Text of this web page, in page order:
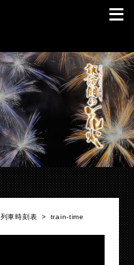
≡
列車時刻表 > train-time